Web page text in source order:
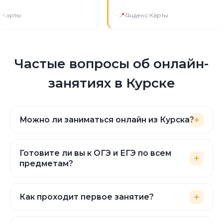
Яндекс Карты
Частые вопросы об онлайн-
занятиях в Курске
Можно ли заниматься онлайн из Курска?
платформе — нужен только стабильный
интернет. Заниматься можно из любого
Готовите ли вы к ОГЭ и ЕГЭ по всем
предметам?
основным предметам по кодификатору
Как проходит первое занятие?